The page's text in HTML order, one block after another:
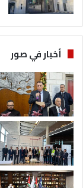
i
Q
أخبار في صور